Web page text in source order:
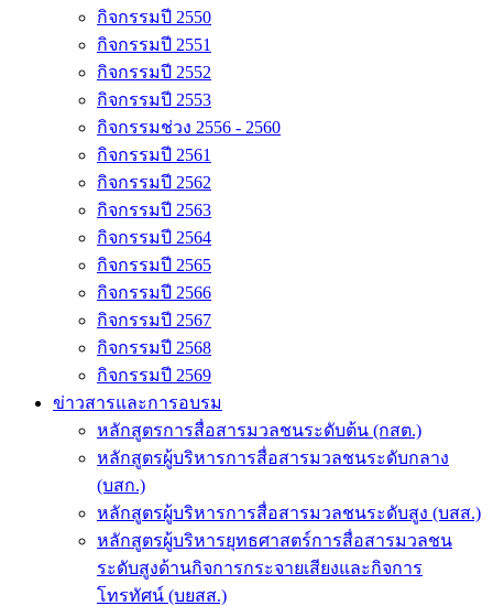
กิจกรรมปี 2550
กิจกรรมปี 2551
กิจกรรมปี 2552
กิจกรรมปี 2553
กิจกรรมช่วง 2556 - 2560
กิจกรรมปี 2561
กิจกรรมปี 2562
กิจกรรมปี 2563
กิจกรรมปี 2564
กิจกรรมปี 2565
กิจกรรมปี 2566
กิจกรรมปี 2567
กิจกรรมปี 2568
กิจกรรมปี 2569
ข่าวสารและการอบรม
หลักสูตรการสื่อสารมวลชนระดับต้น (กสต.)
หลักสูตรผู้บริหารการสื่อสารมวลชนระดับกลาง
(บสก.)
หลักสูตรผู้บริหารการสื่อสารมวลชนระดับสูง (บสส.)
หลักสูตรผู้บริหารยุทธศาสตร์การสื่อสารมวลชน
ระดับสูงด้านกิจการกระจายเสียงและกิจการ
โทรทัศน์ (บยสส.)